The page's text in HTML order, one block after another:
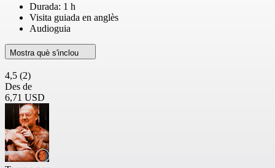
Durada: 1 h
Visita guiada en anglès
Audioguia
Mostra què s'inclou
4,5 (2)
Des de
6,71 USD